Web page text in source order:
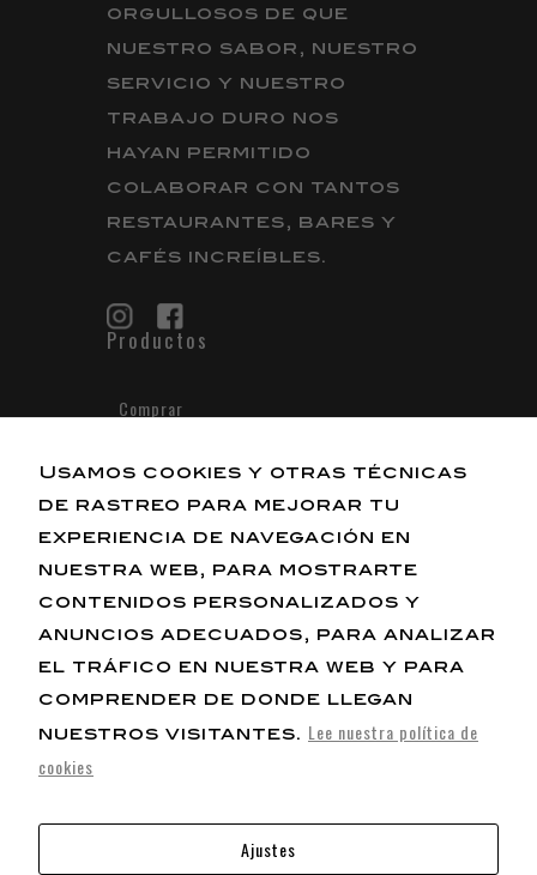
orgullosos de que
nuestro sabor, nuestro
servicio y nuestro
trabajo duro nos
hayan permitido
colaborar con tantos
restaurantes, bares y
cafés increíbles.
Productos
Comprar
Nosotros
Historia
Negocio
Filosofía
Contacto
enrikescoffee@gmail.com
Usamos cookies y otras técnicas
de rastreo para mejorar tu
experiencia de navegación en
nuestra web, para mostrarte
contenidos personalizados y
anuncios adecuados, para analizar
el tráfico en nuestra web y para
comprender de donde llegan
nuestros visitantes. Lee nuestra política de
cookies
Ajustes